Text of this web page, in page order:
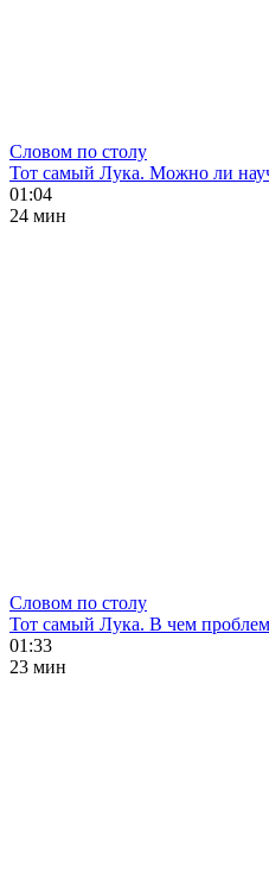
Словом по столу
Тот самый Лука. Можно ли
01:04
24 мин
Словом по столу
Тот самый Лука. В чем
01:33
23 мин